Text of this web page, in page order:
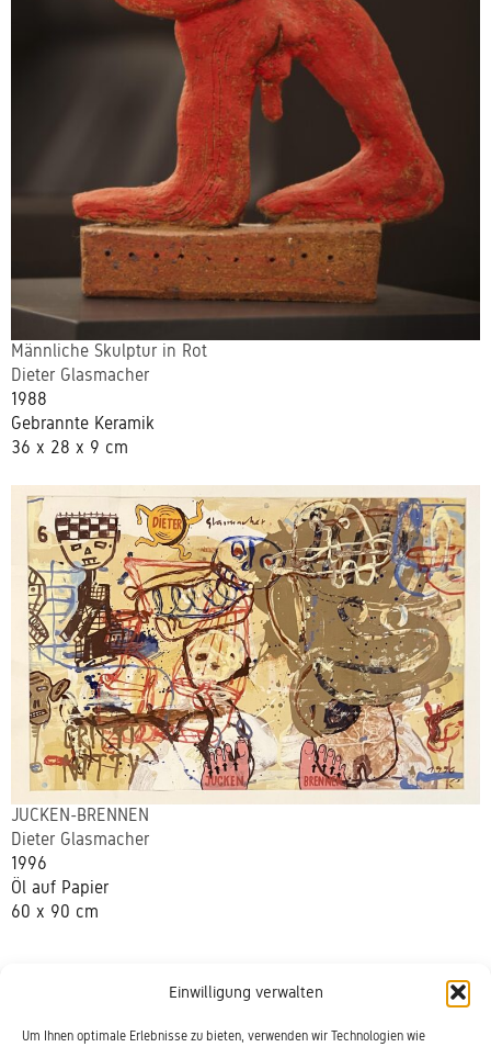
Einwilligung verwalten
Um Ihnen optimale Erlebnisse zu bieten, verwenden wir Technologien wie
Männliche Skulptur in Rot
Dieter Glasmacher
1988
Gebrannte Keramik
36 x 28 x 9 cm
JUCKEN-BRENNEN
Dieter Glasmacher
1996
Öl auf Papier
60 x 90 cm
eBay Shop